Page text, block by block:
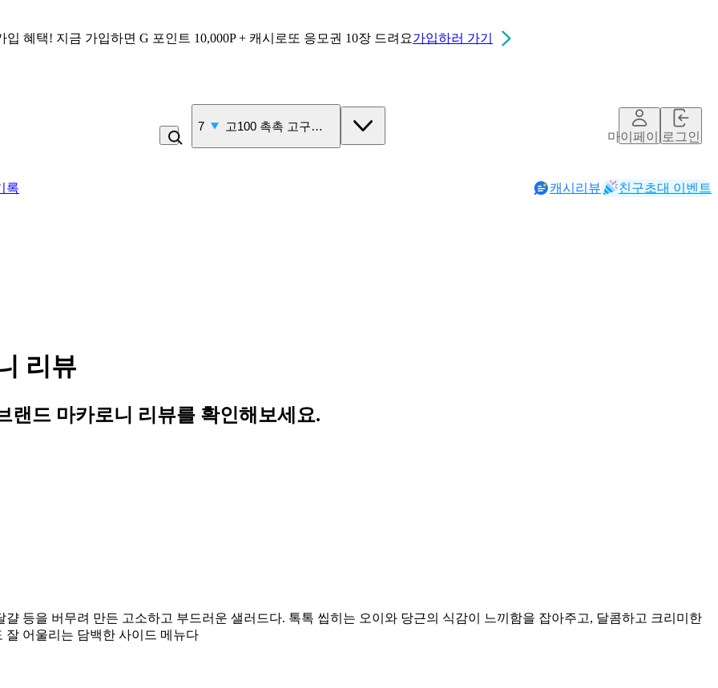
입 혜택! 지금 가입하면 G 포인트 10,000P + 캐시로또 응모권 10장 드려요가입하러 가기
7 고100 촉촉 고구마 스틱
마이페이지로그인
록 캐시리뷰 친구초대 이벤트
리뷰
랜드 마카로니 리뷰를 확인해보세요.
등을 버무려 만든 고소하고 부드러운 샐러드다. 톡톡 씹히는 오이와 당근의 식감이 느끼함을 잡아주고, 달콤하고 크리미한
어울리는 담백한 사이드 메뉴다